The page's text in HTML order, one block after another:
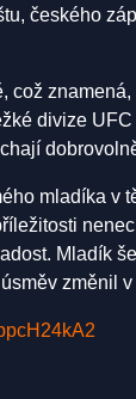
českého
což
divize
mladíka v
Mladík
změnil